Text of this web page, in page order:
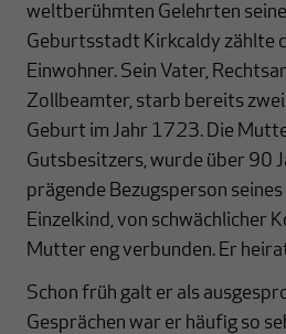
weltberühmten Gelehrten
Geburtsstadt Kirkcaldy zählte
Einwohner. Sein Vater,
Zollbeamter, starb bereits
Geburt im Jahr 1723. Die
Gutsbesitzers, wurde über 90
prägende Bezugsperson
Einzelkind, von schwächlicher
Mutter eng verbunden. Er
Schon früh galt er als
Gesprächen war er häufig so